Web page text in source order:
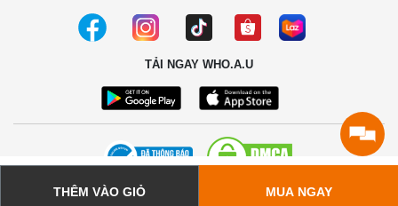
THÊM VÀO GIỎ MUA NGAY
TẢI NGAY WHO.A.U
© 2020 - Bản quyền thuộc về Công ty TNHH TC Commerce